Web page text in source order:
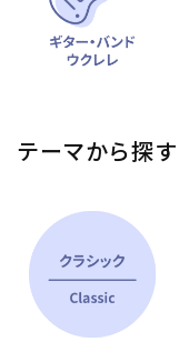
テーマから探す